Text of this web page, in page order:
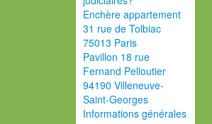
Enchère appartement
31 rue de Tolbiac
75013 Paris
Pavillon 18 rue
Fernand Pelloutier
94190 Villeneuve-
Saint-Georges
Informations générales